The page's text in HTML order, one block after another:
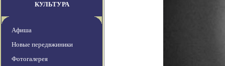
КУЛЬТУРА
Афиша
Новые передвжиники
Фотогалерея